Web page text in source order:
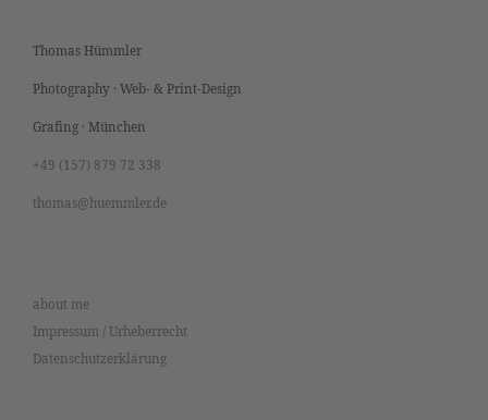
Thomas Hümmler
Photography · Web- & Print-Design
Grafing · München
+49 (157) 879 72 338
thomas@huemmler.de
about me
Impressum / Urheberrecht
Datenschutzerklärung